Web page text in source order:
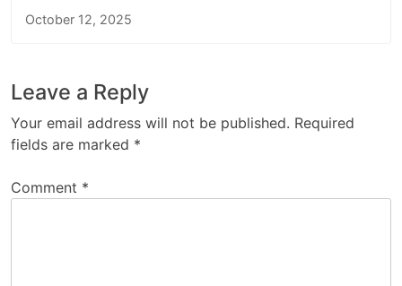
October 12, 2025
Leave a Reply
Your email address will not be published. Required
fields are marked *
Comment *